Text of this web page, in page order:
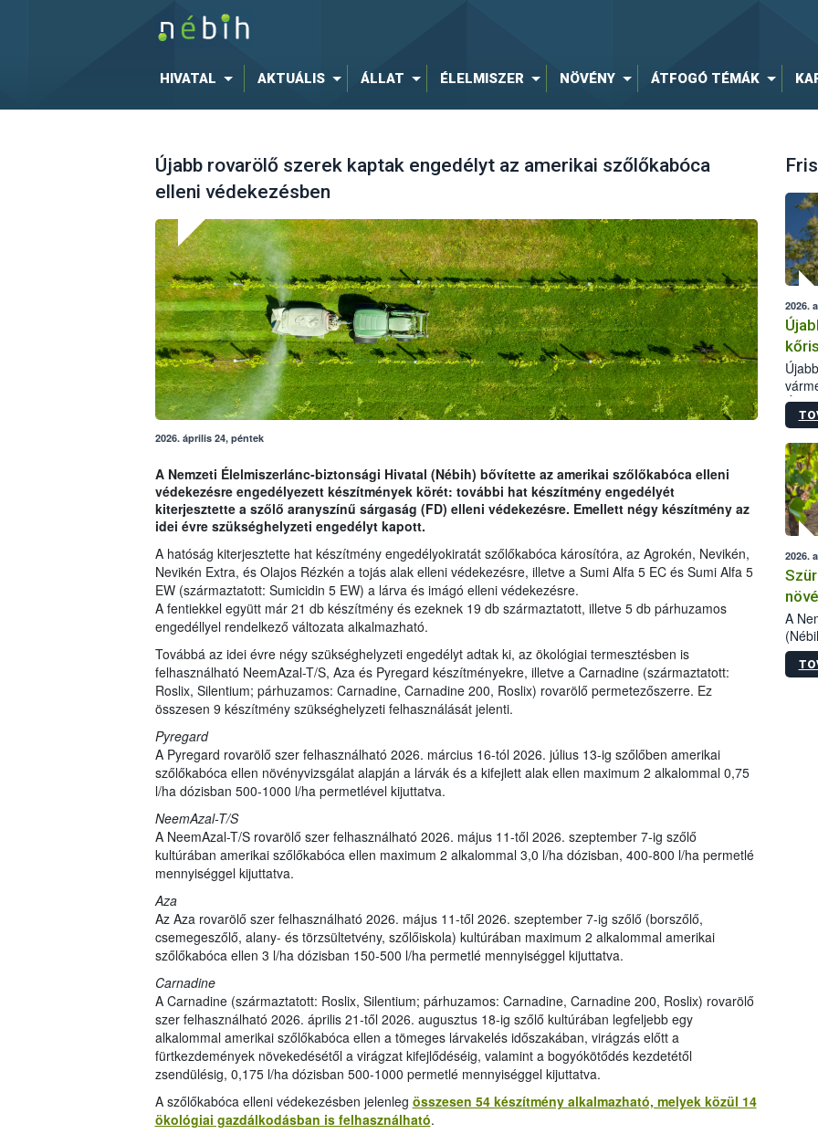
HIVATAL AKTUÁLIS ÁLLAT ÉLELMISZER NÖVÉNY ÁTFOGÓ TÉMÁK
Újabb rovarölő szerek kaptak engedélyt az amerikai szőlőkabóca
elleni védekezésben
2026. április 24, péntek
A Nemzeti Élelmiszerlánc-biztonsági Hivatal (Nébih) bővítette az amerikai szőlőkabóca elleni
védekezésre engedélyezett készítmények körét: további hat készítmény engedélyét
kiterjesztette a szőlő aranyszínű sárgaság (FD) elleni védekezésre. Emellett négy készítmény az
idei évre szükséghelyzeti engedélyt kapott.
A hatóság kiterjesztette hat készítmény engedélyokiratát szőlőkabóca károsítóra, az Agrokén, Nevikén,
Nevikén Extra, és Olajos Rézkén a tojás alak elleni védekezésre, illetve a Sumi Alfa 5 EC és Sumi Alfa 5
EW (származtatott: Sumicidin 5 EW) a lárva és imágó elleni védekezésre.
A fentiekkel együtt már 21 db készítmény és ezeknek 19 db származtatott, illetve 5 db párhuzamos
engedéllyel rendelkező változata alkalmazható.
Továbbá az idei évre négy szükséghelyzeti engedélyt adtak ki, az ökológiai termesztésben is
felhasználható NeemAzal-T/S, Aza és Pyregard készítményekre, illetve a Carnadine (származtatott:
Roslix, Silentium; párhuzamos: Carnadine, Carnadine 200, Roslix) rovarölő permetezőszerre. Ez
összesen 9 készítmény szükséghelyzeti felhasználását jelenti.
Pyregard
A Pyregard rovarölő szer felhasználható 2026. március 16-tól 2026. július 13-ig szőlőben amerikai
szőlőkabóca ellen növényvizsgálat alapján a lárvák és a kifejlett alak ellen maximum 2 alkalommal 0,75
l/ha dózisban 500-1000 l/ha permetlével kijuttatva.
NeemAzal-T/S
A NeemAzal-T/S rovarölő szer felhasználható 2026. május 11-től 2026. szeptember 7-ig szőlő
kultúrában amerikai szőlőkabóca ellen maximum 2 alkalommal 3,0 l/ha dózisban, 400-800 l/ha permetlé
mennyiséggel kijuttatva.
Aza
Az Aza rovarölő szer felhasználható 2026. május 11-től 2026. szeptember 7-ig szőlő (borszőlő,
csemegeszőlő, alany- és törzsültetvény, szőlőiskola) kultúrában maximum 2 alkalommal amerikai
szőlőkabóca ellen 3 l/ha dózisban 150-500 l/ha permetlé mennyiséggel kijuttatva.
Carnadine
A Carnadine (származtatott: Roslix, Silentium; párhuzamos: Carnadine, Carnadine 200, Roslix) rovarölő
szer felhasználható 2026. április 21-től 2026. augusztus 18-ig szőlő kultúrában legfeljebb egy
alkalommal amerikai szőlőkabóca ellen a tömeges lárvakelés időszakában, virágzás előtt a
fürtkezdemények növekedésétől a virágzat kifejlődéséig, valamint a bogyókötődés kezdetétől
zsendülésig, 0,175 l/ha dózisban 500-1000 permetlé mennyiséggel kijuttatva.
A szőlőkabóca elleni védekezésben jelenleg összesen 54 készítmény alkalmazható, melyek közül 14
ökológiai gazdálkodásban is felhasználható.
2026.
2026.
A